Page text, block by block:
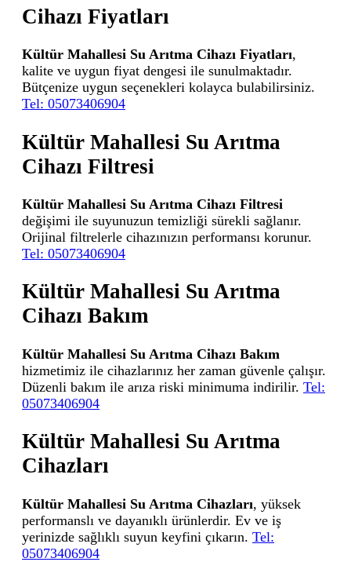
Cihazı Fiyatları
Kültür Mahallesi Su Arıtma Cihazı Fiyatları,
kalite ve uygun fiyat dengesi ile sunulmaktadır.
Bütçenize uygun seçenekleri kolayca bulabilirsiniz.
Tel: 05073406904
Kültür Mahallesi Su Arıtma
Cihazı Filtresi
Kültür Mahallesi Su Arıtma Cihazı Filtresi
değişimi ile suyunuzun temizliği sürekli sağlanır.
Orijinal filtrelerle cihazınızın performansı korunur.
Tel: 05073406904
Kültür Mahallesi Su Arıtma
Cihazı Bakım
Kültür Mahallesi Su Arıtma Cihazı Bakım
hizmetimiz ile cihazlarınız her zaman güvenle çalışır.
Düzenli bakım ile arıza riski minimuma indirilir. Tel:
05073406904
Kültür Mahallesi Su Arıtma
Cihazları
Kültür Mahallesi Su Arıtma Cihazları, yüksek
performanslı ve dayanıklı ürünlerdir. Ev ve iş
yerinizde sağlıklı suyun keyfini çıkarın. Tel:
05073406904